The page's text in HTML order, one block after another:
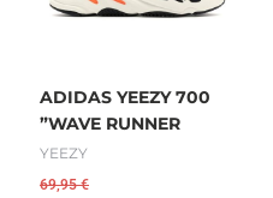
ADIDAS YEEZY 700
”WAVE RUNNER
YEEZY
69,95€